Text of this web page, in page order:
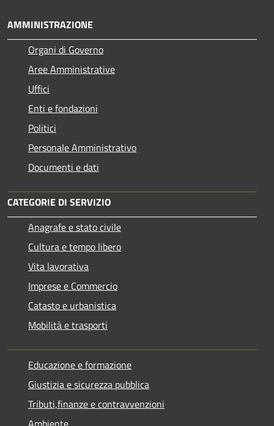
AMMINISTRAZIONE
Organi di Governo
Aree Amministrative
Uffici
Enti e fondazioni
Politici
Personale Amministrativo
Documenti e dati
CATEGORIE DI SERVIZIO
Anagrafe e stato civile
Cultura e tempo libero
Vita lavorativa
Imprese e Commercio
Catasto e urbanistica
Mobilità e trasporti
Educazione e formazione
Giustizia e sicurezza pubblica
Tributi,finanze e contravvenzioni